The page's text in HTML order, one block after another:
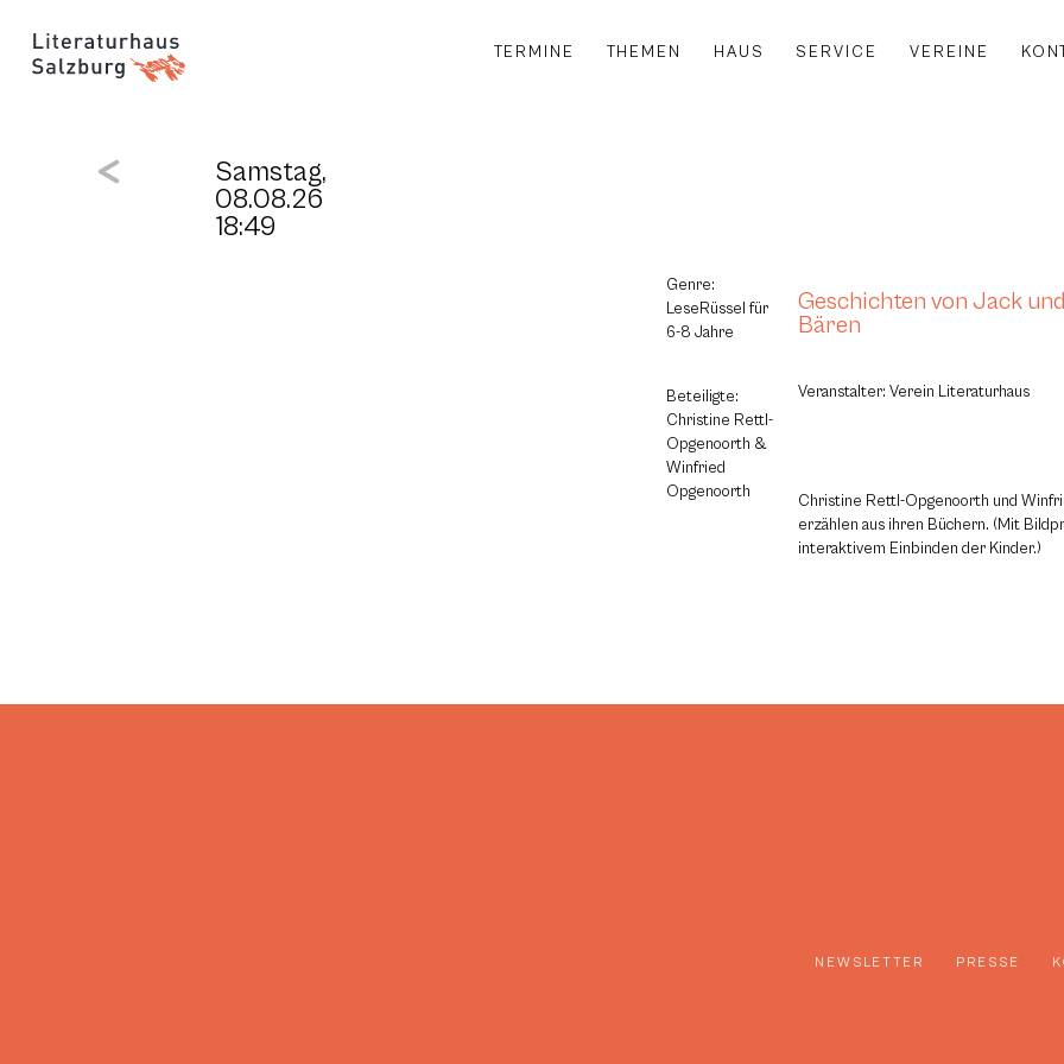
TERMINE THEMEN HAUS SERVICE VEREINE
Samstag,
08.08.26
18:49
Genre:
LeseRüssel für
6-8 Jahre
Beteiligte:
Christine Rettl-
Opgenoorth &
Winfried
Opgenoorth
Geschichten von Jack
Bären
Veranstalter: Verein Literaturhaus
Christine Rettl-Opgenoorth und
erzählen aus ihren Büchern. (Mit
interaktivem Einbinden der Kinder.)
NEWSLETTER PRESSE